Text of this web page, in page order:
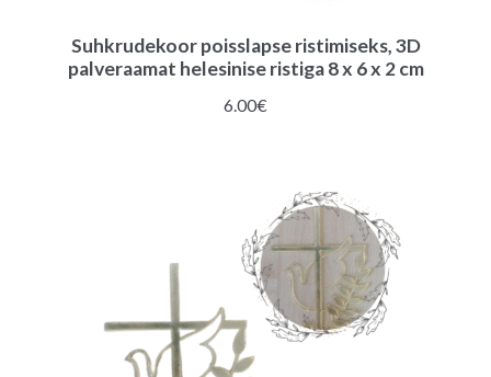
Suhkrudekoor poisslapse ristimiseks, 3D
palveraamat helesinise ristiga 8 x 6 x 2 cm
6.00€